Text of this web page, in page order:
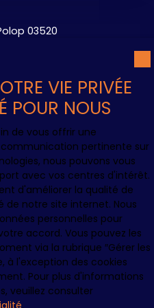
Parking intérieur
VUE MER
Polop 03520
pied avec sa Piscine
VIE PRIVÉE
POUR NOUS
de vous offrir une
pertinente sur
nous pouvons vous
avec vos centres d'intérêt.
d'améliorer la qualité de
de notre site internet. Nous
personnelles pour
accord. Vous pouvez les
via la rubrique ″Gérer les
à l'exception des cookies
Pour plus d'informations
veuillez consulter
.